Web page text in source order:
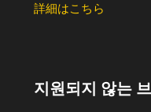
詳細はこちら
지원되지 않는